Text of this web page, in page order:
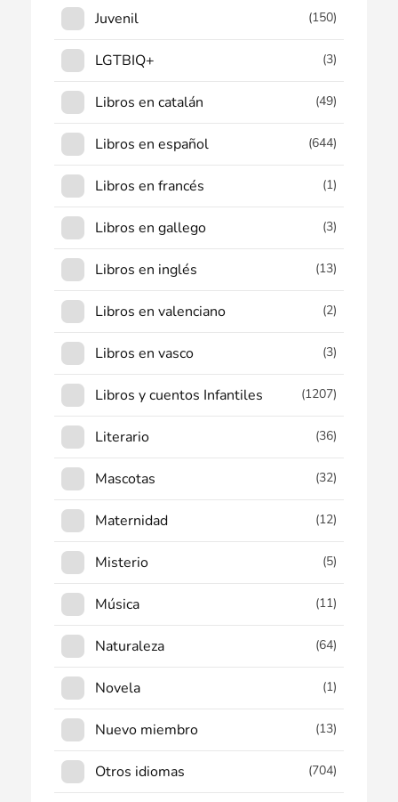
Juvenil (150)
LGTBIQ+ (3)
Libros en catalán (49)
Libros en español (644)
Libros en francés (1)
Libros en gallego (3)
Libros en inglés (13)
Libros en valenciano (2)
Libros en vasco (3)
Libros y cuentos Infantiles (1207)
Literario (36)
Mascotas (32)
Maternidad (12)
Misterio (5)
Música (11)
Naturaleza (64)
Novela (1)
Nuevo miembro (13)
Otros idiomas (704)